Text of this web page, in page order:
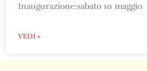
Inaugurazione:sabato 10 maggio
VEDI »